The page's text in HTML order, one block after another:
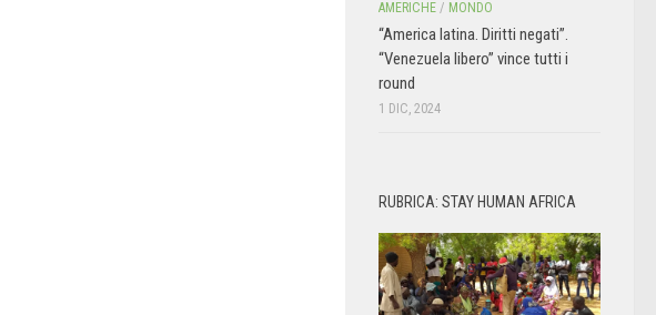
AMERICHE / MONDO
“America latina. Diritti negati”.
“Venezuela libero” vince tutti i
round
1 DIC, 2024
RUBRICA: STAY HUMAN AFRICA